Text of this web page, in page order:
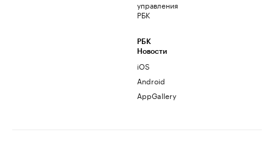
управления
РБК
РБК
Новости
iOS
Android
AppGallery